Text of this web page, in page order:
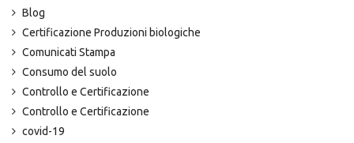
Blog
Certificazione Produzioni biologiche
Comunicati Stampa
Consumo del suolo
Controllo e Certificazione
Controllo e Certificazione
covid-19